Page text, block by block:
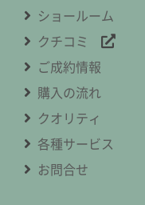
ショールーム
クチコミ
ご成約情報
購入の流れ
クオリティ
各種サービス
お問合せ